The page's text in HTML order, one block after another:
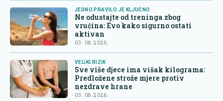
JEDNO PRAVILO JE KLJUČNO
Ne odustajte od treninga zbog
vrućina: Evo kako sigurno ostati
aktivan
03. 08. 2026.
VELIKI RIZIK
Sve više djece ima višak kilograma:
Predložene strože mjere protiv
nezdrave hrane
03. 08. 2026.